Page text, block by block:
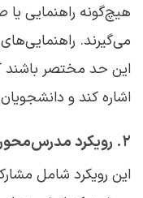
هیچ‌گونه راهنمایی یا
می‌گیرند.
این حد مختصر باشند
اشاره کند و
۲. رویکرد مدرس‌محور
این رویکرد شامل